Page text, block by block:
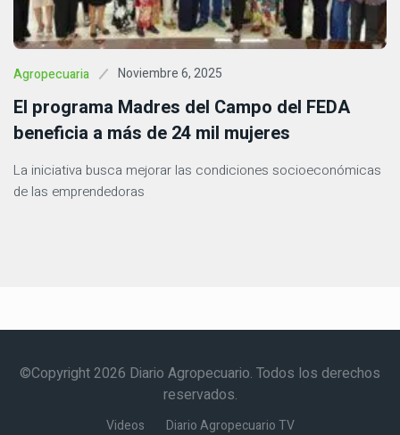
Agropecuaria Noviembre 6, 2025
El programa Madres del Campo del FEDA
beneficia a más de 24 mil mujeres
La iniciativa busca mejorar las condiciones socioeconómicas
de las emprendedoras
©Copyright 2026 Diario Agropecuario. Todos los derechos
reservados.
Videos Diario Agropecuario TV